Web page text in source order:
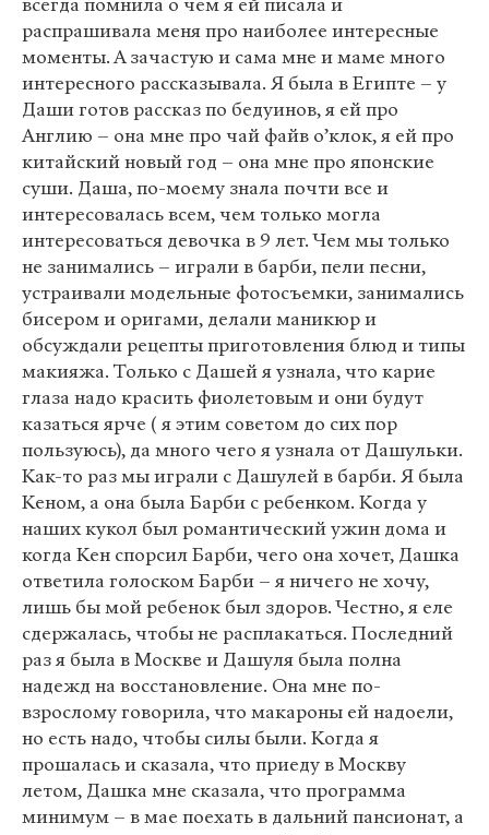
распрашивала меня про наиболее интересные
моменты. А зачастую и сама мне и маме много
интересного рассказывала. Я была в Египте – у
Даши готов рассказ по бедуинов, я ей про
Англию – она мне про чай файв о’клок, я ей про
китайский новый год – она мне про японские
суши. Даша, по-моему знала почти все и
интересовалась всем, чем только могла
интересоваться девочка в 9 лет. Чем мы только
не занимались – играли в барби, пели песни,
устраивали модельные фотосъемки, занимались
бисером и оригами, делали маникюр и
обсуждали рецепты приготовления блюд и типы
макияжа. Только с Дашей я узнала, что карие
глаза надо красить фиолетовым и они будут
казаться ярче ( я этим советом до сих пор
пользуюсь), да много чего я узнала от Дашульки.
Как-то раз мы играли с Дашулей в барби. Я была
Кеном, а она была Барби с ребенком. Когда у
наших кукол был романтический ужин дома и
когда Кен спорсил Барби, чего она хочет, Дашка
ответила голоском Барби – я ничего не хочу,
лишь бы мой ребенок был здоров. Честно, я еле
сдержалась, чтобы не расплакаться. Последний
раз я была в Москве и Дашуля была полна
надежд на восстановление. Она мне по-
взрослому говорила, что макароны ей надоели,
но есть надо, чтобы силы были. Когда я
прошалась и сказала, что приеду в Москву
летом, Дашка мне сказала, что программа
минимум – в мае поехать в дальний пансионат, а